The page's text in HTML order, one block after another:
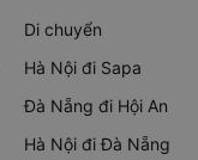
Di chuyển
Hà Nội đi Sapa
Đà Nẵng đi Hội An
Hà Nội đi Đà Nẵng